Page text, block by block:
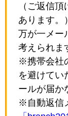
（ご返信
あります。）
万が一メー
考えられま
※携帯会社
を避けてい
ールが届か
※自動返信